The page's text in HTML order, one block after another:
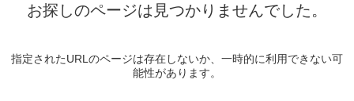
お探しのページは見つかりませんでした。
指定されたURLのページは存在しないか、一時的に利用できない可
能性があります。